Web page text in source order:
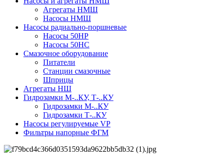
Агрегаты НМШ
Насосы НМШ
Насосы радиально-поршневые
Насосы 50НР
Насосы 50НС
Смазочное оборудование
Питатели
Станции смазочные
Шприцы
Агрегаты НШ
Гидрозамки М-..КУ, Т-..КУ
Гидрозамки М-..КУ
Гидрозамки Т-..КУ
Насосы регулируемые VP
Фильтры напорные ФГМ